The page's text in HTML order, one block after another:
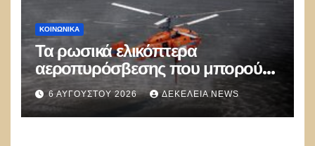
ΚΟΙΝΩΝΙΚΑ
Τα ρωσικά ελικόπτερα
αεροπυρόσβεσης που μπορούν
να ρίχνουν 5 τόνους νερού με 8
μποφόρ
6 ΑΥΓΟΎΣΤΟΥ 2026 ΔΕΚΈΛΕΙΑ NEWS